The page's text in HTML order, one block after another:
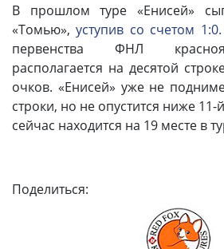
В прошлом туре «Енисей»
«Томью»,уступив со счетом 1:0.
первенства ФНЛ
располагается на десятой
очков. «Енисей» уже не
строки, но не опустится ниже
сейчас находится на 19 месте в
Поделиться: